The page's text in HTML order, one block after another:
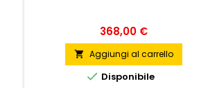
Prezzo
368,00 €
 Aggiungi al carrello
 Disponibile